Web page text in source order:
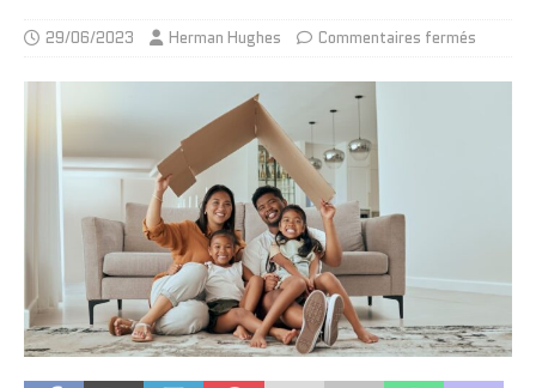
29/06/2023 Herman Hughes Commentaires fermés